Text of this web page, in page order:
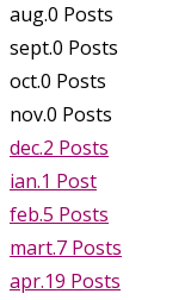
aug.0 Posts
sept.0 Posts
oct.0 Posts
nov.0 Posts
dec.2 Posts
ian.1 Post
feb.5 Posts
mart.7 Posts
apr.19 Posts